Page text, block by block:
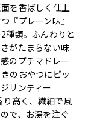
を香ばしく仕上
『プレーン味』
種類。ふんわりと
がたまらない味
のプチマドレー
のおやつにピッ
リンティー
り高く、繊細で風
で、お湯を注ぐ